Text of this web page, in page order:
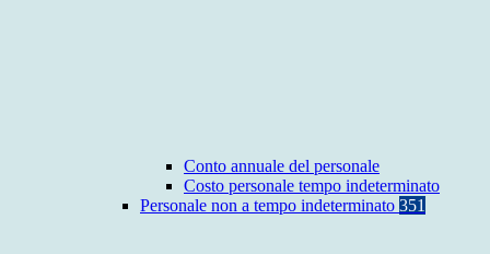
Conto annuale del personale
Costo personale tempo indeterminato
Personale non a tempo indeterminato 351